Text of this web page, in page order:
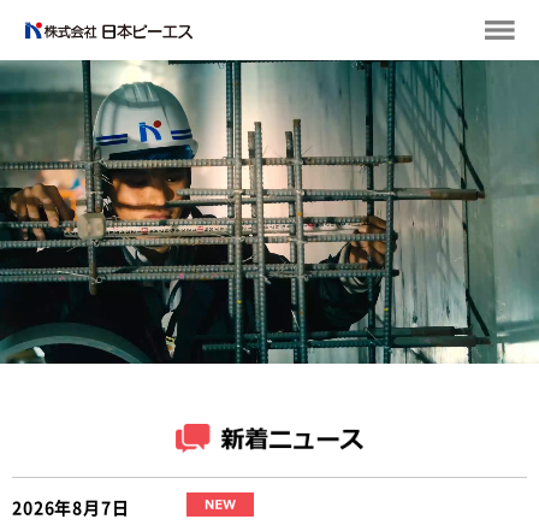
2026年8月7日